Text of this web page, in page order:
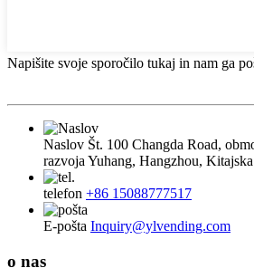
Napišite svoje sporočilo tukaj in nam ga
Naslov Št. 100 Changda Road,
razvoja Yuhang, Hangzhou,
telefon +86 15088777517
E-pošta Inquiry@ylvending.com
o nas